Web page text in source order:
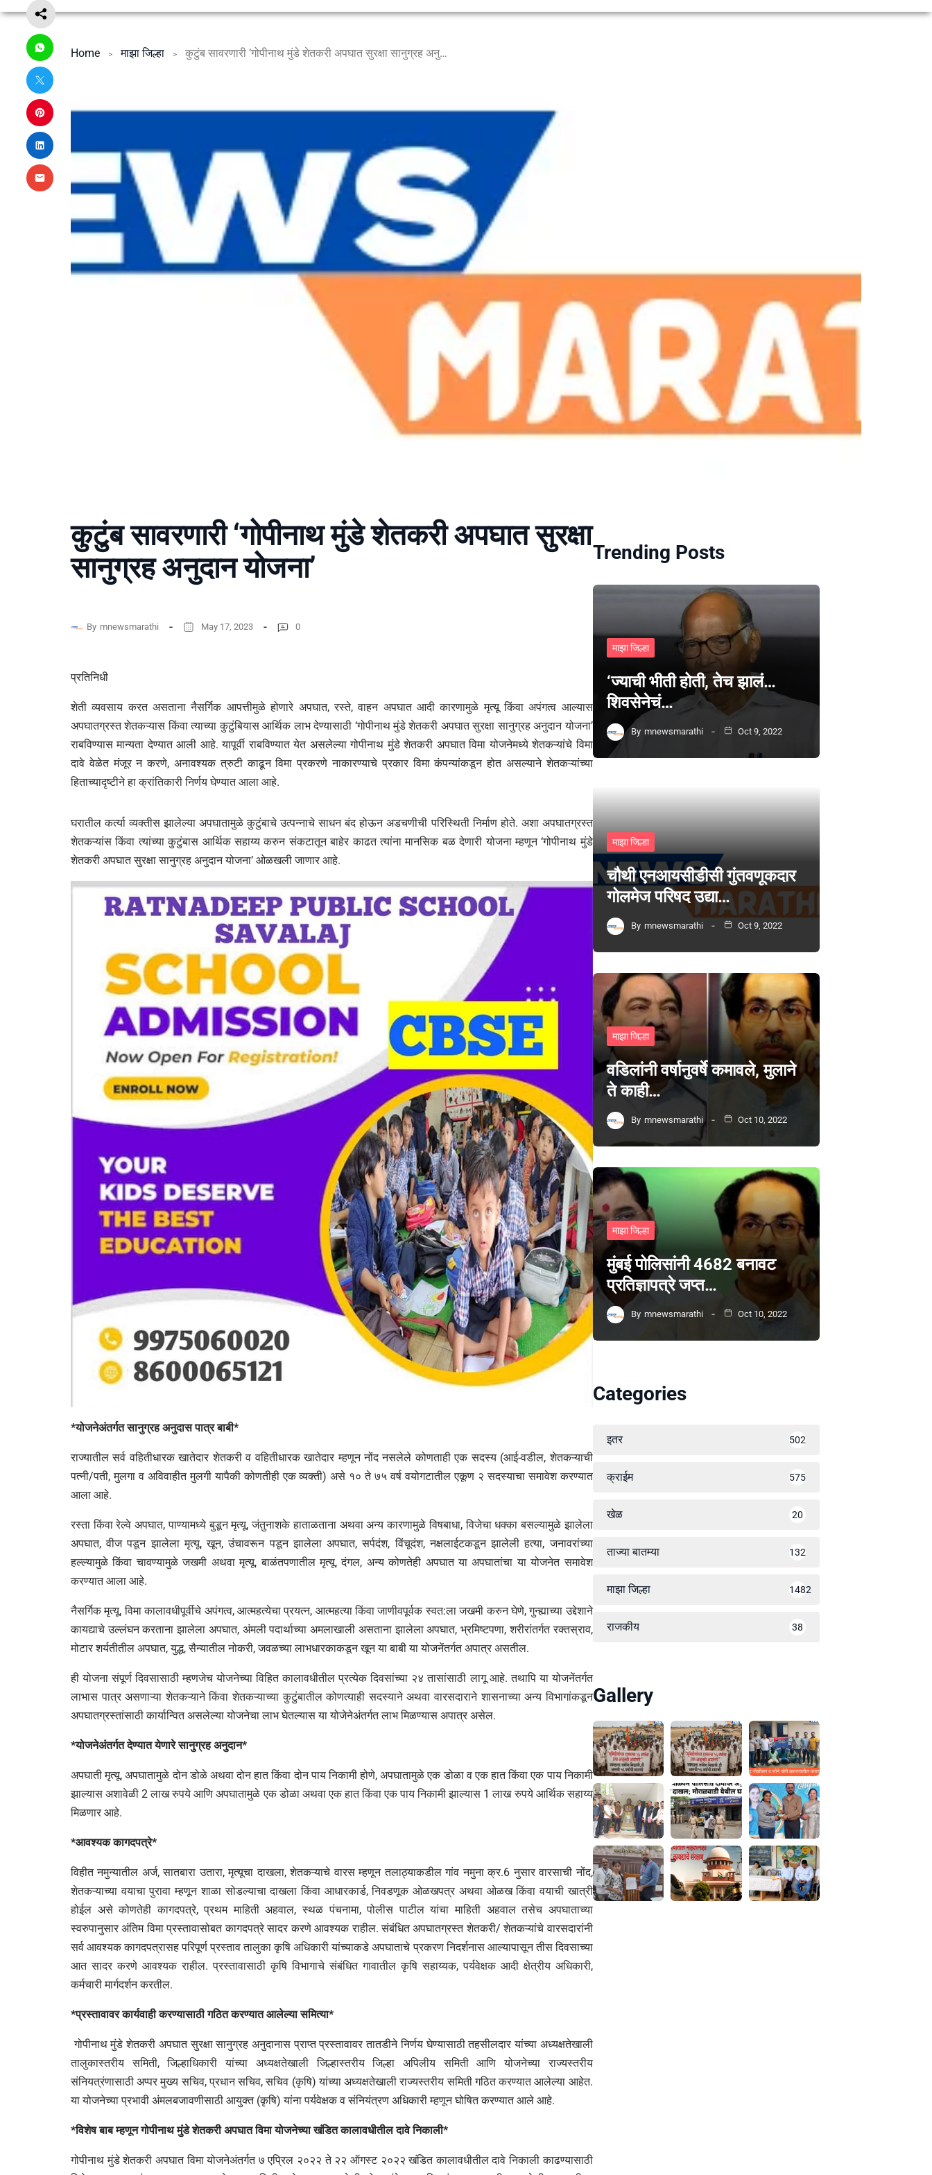
Home माझा जिल्हा कुटुंब सावरणारी ‘गोपीनाथ मुंडे शेतकरी अपघात सुरक्षा सानुग्रह अनुदान योजना’
कुटुंब सावरणारी ‘गोपीनाथ मुंडे शेतकरी अपघात सुरक्षा
सानुग्रह अनुदान योजना’
By mnewsmarathi May 17, 2023 0
प्रतिनिधी
शेती व्यवसाय करत असताना नैसर्गिक आपत्तीमुळे होणारे अपघात, रस्ते, वाहन अपघात आदी कारणामुळे मृत्यू किंवा अपंगत्व आल्यास
अपघातग्रस्त शेतकऱ्यास किंवा त्याच्या कुटुंबियास आर्थिक लाभ देण्यासाठी ‘गोपीनाथ मुंडे शेतकरी अपघात सुरक्षा सानुग्रह अनुदान योजना’
राबविण्यास मान्यता देण्यात आली आहे. यापूर्वी राबविण्यात येत असलेल्या गोपीनाथ मुंडे शेतकरी अपघात विमा योजनेमध्ये शेतकऱ्यांचे विमा
दावे वेळेत मंजूर न करणे, अनावश्यक त्रुटी काढून विमा प्रकरणे नाकारण्याचे प्रकार विमा कंपन्यांकडून होत असल्याने शेतकऱ्यांच्या
हिताच्यादृष्टीने हा क्रांतिकारी निर्णय घेण्यात आला आहे.
घरातील कर्त्या व्यक्तीस झालेल्या अपघातामुळे कुटुंबाचे उत्पन्नाचे साधन बंद होऊन अडचणीची परिस्थिती निर्माण होते. अशा अपघातग्रस्त
शेतकऱ्यांस किंवा त्यांच्या कुटुंबास आर्थिक सहाय्य करुन संकटातून बाहेर काढत त्यांना मानसिक बळ देणारी योजना म्हणून ‘गोपीनाथ मुंडे
शेतकरी अपघात सुरक्षा सानुग्रह अनुदान योजना’ ओळखली जाणार आहे.
*योजनेअंतर्गत सानुग्रह अनुदास पात्र बाबी*
राज्यातील सर्व वहितीधारक खातेदार शेतकरी व वहितीधारक खातेदार म्हणून नोंद नसलेले कोणताही एक सदस्य (आई-वडील, शेतकऱ्याची
पत्नी/पती, मुलगा व अविवाहीत मुलगी यापैकी कोणतीही एक व्यक्ती) असे १० ते ७५ वर्ष वयोगटातील एकूण २ सदस्याचा समावेश करण्यात
आला आहे.
रस्ता किंवा रेल्वे अपघात, पाण्यामध्ये बुडून मृत्यू, जंतुनाशके हाताळताना अथवा अन्य कारणामुळे विषबाधा, विजेचा धक्का बसल्यामुळे झालेला
अपघात, वीज पडून झालेला मृत्यू, खून, उंचावरून पडून झालेला अपघात, सर्पदंश, विंचूदंश, नक्षलाईटकडून झालेली हत्या, जनावरांच्या
हल्ल्यामुळे किंवा चावण्यामुळे जखमी अथवा मृत्यू, बाळंतपणातील मृत्यू, दंगल, अन्य कोणतेही अपघात या अपघातांचा या योजनेत समावेश
करण्यात आला आहे.
नैसर्गिक मृत्यू, विमा कालावधीपूर्वीचे अपंगत्व, आत्महत्येचा प्रयत्न, आत्महत्या किंवा जाणीवपूर्वक स्वत:ला जखमी करुन घेणे, गुन्ह्याच्या उद्देशाने
कायद्याचे उल्लंघन करताना झालेला अपघात, अंमली पदार्थाच्या अमलाखाली असताना झालेला अपघात, भ्रमिष्टपणा, शरीरांतर्गत रक्तस्राव,
मोटार शर्यतीतील अपघात, युद्ध, सैन्यातील नोकरी, जवळच्या लाभधारकाकडून खून या बाबी या योजनेंतर्गत अपात्र असतील.
ही योजना संपूर्ण दिवसासाठी म्हणजेच योजनेच्या विहित कालावधीतील प्रत्येक दिवसांच्या २४ तासांसाठी लागू आहे. तथापि या योजनेंतर्गत
लाभास पात्र असणाऱ्या शेतकऱ्याने किंवा शेतकऱ्याच्या कुटुंबातील कोणत्याही सदस्याने अथवा वारसदाराने शासनाच्या अन्य विभागांकडून
अपघातग्रस्तांसाठी कार्यान्वित असलेल्या योजनेचा लाभ घेतल्यास या योजेनेअंतर्गत लाभ मिळण्यास अपात्र असेल.
*योजनेअंतर्गत देण्यात येणारे सानुग्रह अनुदान*
अपघाती मृत्यू, अपघातामुळे दोन डोळे अथवा दोन हात किंवा दोन पाय निकामी होणे, अपघातामुळे एक डोळा व एक हात किंवा एक पाय निकामी
झाल्यास अशावेळी 2 लाख रुपये आणि अपघातामुळे एक डोळा अथवा एक हात किंवा एक पाय निकामी झाल्यास 1 लाख रुपये आर्थिक सहाय्य
मिळणार आहे.
*आवश्यक कागदपत्रे*
विहीत नमुन्यातील अर्ज, सातबारा उतारा, मृत्यूचा दाखला, शेतकऱ्याचे वारस म्हणून तलाठ्याकडील गांव नमुना क्र.6 नुसार वारसाची नोंद,
शेतकऱ्याच्या वयाचा पुरावा म्हणून शाळा सोडल्याचा दाखला किंवा आधारकार्ड, निवडणूक ओळखपत्र अथवा ओळख किंवा वयाची खात्री
होईल असे कोणतेही कागदपत्रे, प्रथम माहिती अहवाल, स्थळ पंचनामा, पोलीस पाटील यांचा माहिती अहवाल तसेच अपघाताच्या
स्वरुपानुसार अंतिम विमा प्रस्तावासोबत कागदपत्रे सादर करणे आवश्यक राहील. संबंधित अपघातग्रस्त शेतकरी/ शेतकऱ्यांचे वारसदारांनी
सर्व आवश्यक कागदपत्रासह परिपूर्ण प्रस्ताव तालुका कृषि अधिकारी यांच्याकडे अपघाताचे प्रकरण निदर्शनास आल्यापासून तीस दिवसाच्या
आत सादर करणे आवश्यक राहील. प्रस्तावासाठी कृषि विभागाचे संबंधित गावातील कृषि सहाय्यक, पर्यवेक्षक आदी क्षेत्रीय अधिकारी,
कर्मचारी मार्गदर्शन करतील.
*प्रस्तावावर कार्यवाही करण्यासाठी गठित करण्यात आलेल्या समित्या*
गोपीनाथ मुंडे शेतकरी अपघात सुरक्षा सानुग्रह अनुदानास प्राप्त प्रस्तावावर तातडीने निर्णय घेण्यासाठी तहसीलदार यांच्या अध्यक्षतेखाली
तालुकास्तरीय समिती, जिल्हाधिकारी यांच्या अध्यक्षतेखाली जिल्हास्तरीय जिल्हा अपिलीय समिती आणि योजनेच्या राज्यस्तरीय
संनियत्रंणासाठी अप्पर मुख्य सचिव, प्रधान सचिव, सचिव (कृषि) यांच्या अध्यक्षतेखाली राज्यस्तरीय समिती गठित करण्यात आलेल्या आहेत.
या योजनेच्या प्रभावी अंमलबजावणीसाठी आयुक्त (कृषि) यांना पर्यवेक्षक व संनियंत्रण अधिकारी म्हणून घोषित करण्यात आले आहे.
*विशेष बाब म्हणून गोपीनाथ मुंडे शेतकरी अपघात विमा योजनेच्या खंडित कालावधीतील दावे निकाली*
गोपीनाथ मुंडे शेतकरी अपघात विमा योजनेअंतर्गत ७ एप्रिल २०२२ ते २२ ऑगस्ट २०२२ खंडित कालावधीतील दावे निकाली काढण्यासाठी
Trending Posts
माझा जिल्हा
‘ज्याची भीती होती, तेच झालं…
शिवसेनेचं…
By mnewsmarathi Oct 9, 2022
माझा जिल्हा
चौथी एनआयसीडीसी गुंतवणूकदार
गोलमेज परिषद उद्या…
By mnewsmarathi Oct 9, 2022
माझा जिल्हा
वडिलांनी वर्षानुवर्षे कमावले, मुलाने
ते काही…
By mnewsmarathi Oct 10, 2022
माझा जिल्हा
मुंबई पोलिसांनी 4682 बनावट
प्रतिज्ञापत्रे जप्त…
By mnewsmarathi Oct 10, 2022
Categories
इतर 502
क्राईम 575
खेळ 20
ताज्या बातम्या 132
माझा जिल्हा 1482
राजकीय 38
Gallery